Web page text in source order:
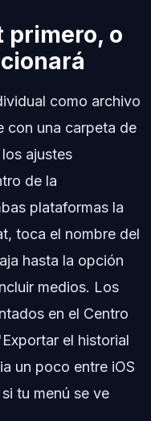
primero, o
como archivo
con una carpeta de
ajustes
de la
plataformas la
toca el nombre del
hasta la opción
medios. Los
en el Centro
el historial
un poco entre iOS
tu menú se ve